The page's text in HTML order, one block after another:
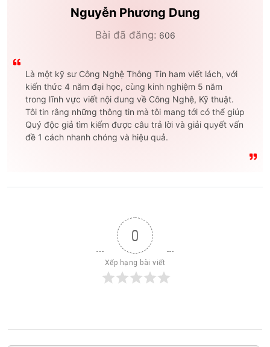
Nguyễn Phương Dung
Bài đã đăng: 606
Là một kỹ sư Công Nghệ Thông Tin ham viết lách, với
kiến thức 4 năm đại học, cùng kinh nghiệm 5 năm
trong lĩnh vực viết nội dung về Công Nghệ, Kỹ thuật.
Tôi tin rằng những thông tin mà tôi mang tới có thể giúp
Quý độc giả tìm kiếm được câu trả lời và giải quyết vấn
đề 1 cách nhanh chóng và hiệu quả.
0
Xếp hạng bài viết